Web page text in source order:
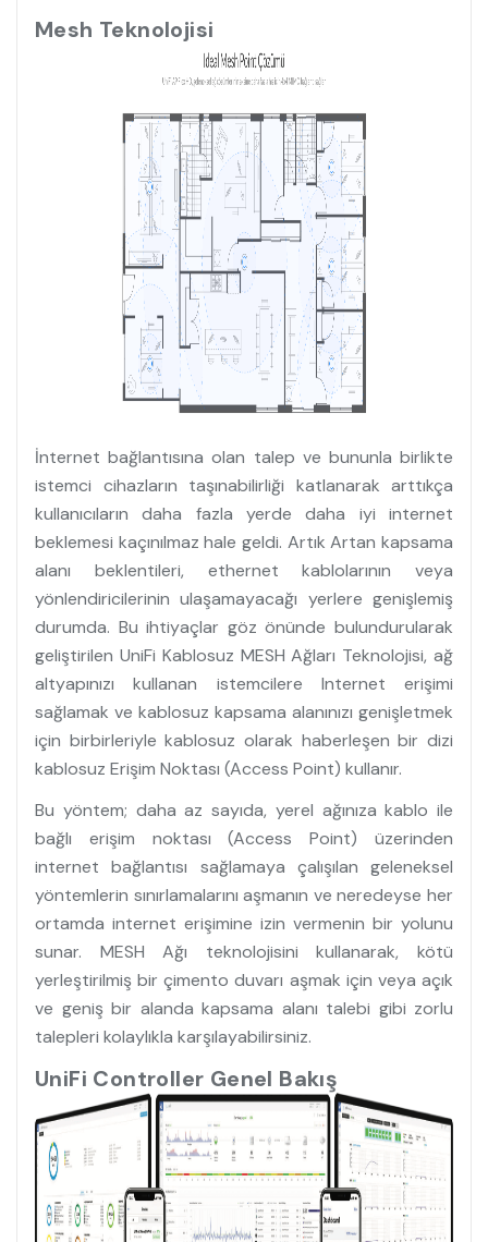
Mesh Teknolojisi
İnternet bağlantısına olan talep ve bununla birlikte
istemci cihazların taşınabilirliği katlanarak arttıkça
kullanıcıların daha fazla yerde daha iyi internet
beklemesi kaçınılmaz hale geldi. Artık Artan kapsama
alanı beklentileri, ethernet kablolarının veya
yönlendiricilerinin ulaşamayacağı yerlere genişlemiş
durumda. Bu ihtiyaçlar göz önünde bulundurularak
geliştirilen UniFi Kablosuz MESH Ağları Teknolojisi, ağ
altyapınızı kullanan istemcilere Internet erişimi
sağlamak ve kablosuz kapsama alanınızı genişletmek
için birbirleriyle kablosuz olarak haberleşen bir dizi
kablosuz Erişim Noktası (Access Point) kullanır.
Bu yöntem; daha az sayıda, yerel ağınıza kablo ile
bağlı erişim noktası (Access Point) üzerinden
internet bağlantısı sağlamaya çalışılan geleneksel
yöntemlerin sınırlamalarını aşmanın ve neredeyse her
ortamda internet erişimine izin vermenin bir yolunu
sunar. MESH Ağı teknolojisini kullanarak, kötü
yerleştirilmiş bir çimento duvarı aşmak için veya açık
ve geniş bir alanda kapsama alanı talebi gibi zorlu
talepleri kolaylıkla karşılayabilirsiniz.
UniFi Controller Genel Bakış